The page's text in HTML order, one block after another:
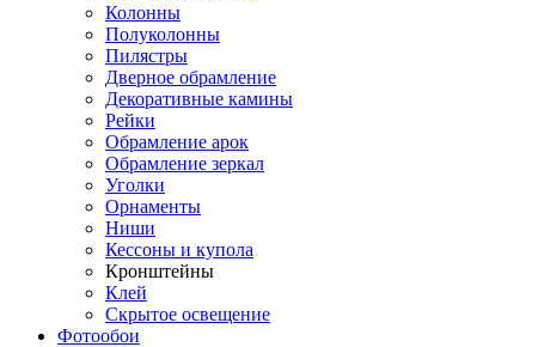
Колонны
Полуколонны
Пилястры
Дверное обрамление
Декоративные камины
Рейки
Обрамление арок
Обрамление зеркал
Уголки
Орнаменты
Ниши
Кессоны и купола
Кронштейны
Клей
Скрытое освещение
Фотообои